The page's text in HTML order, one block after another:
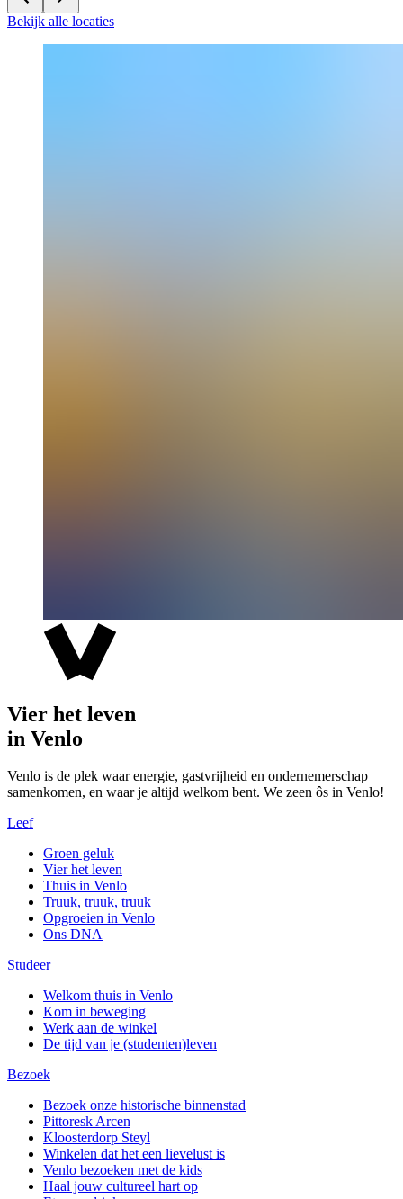
Bekijk alle locaties
Vier het leven
in Venlo
Venlo is de plek waar energie, gastvrijheid en ondernemerschap
samenkomen, en waar je altijd welkom bent. We zeen ôs in Venlo!
Leef
Groen geluk
Vier het leven
Thuis in Venlo
Truuk, truuk, truuk
Opgroeien in Venlo
Ons DNA
Studeer
Welkom thuis in Venlo
Kom in beweging
Werk aan de winkel
De tijd van je (studenten)leven
Bezoek
Bezoek onze historische binnenstad
Pittoresk Arcen
Kloosterdorp Steyl
Winkelen dat het een lievelust is
Venlo bezoeken met de kids
Haal jouw cultureel hart op